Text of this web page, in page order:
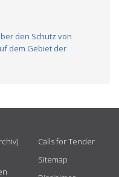
den Schutz von
dem Gebiet der
Calls for Tender
Sitemap